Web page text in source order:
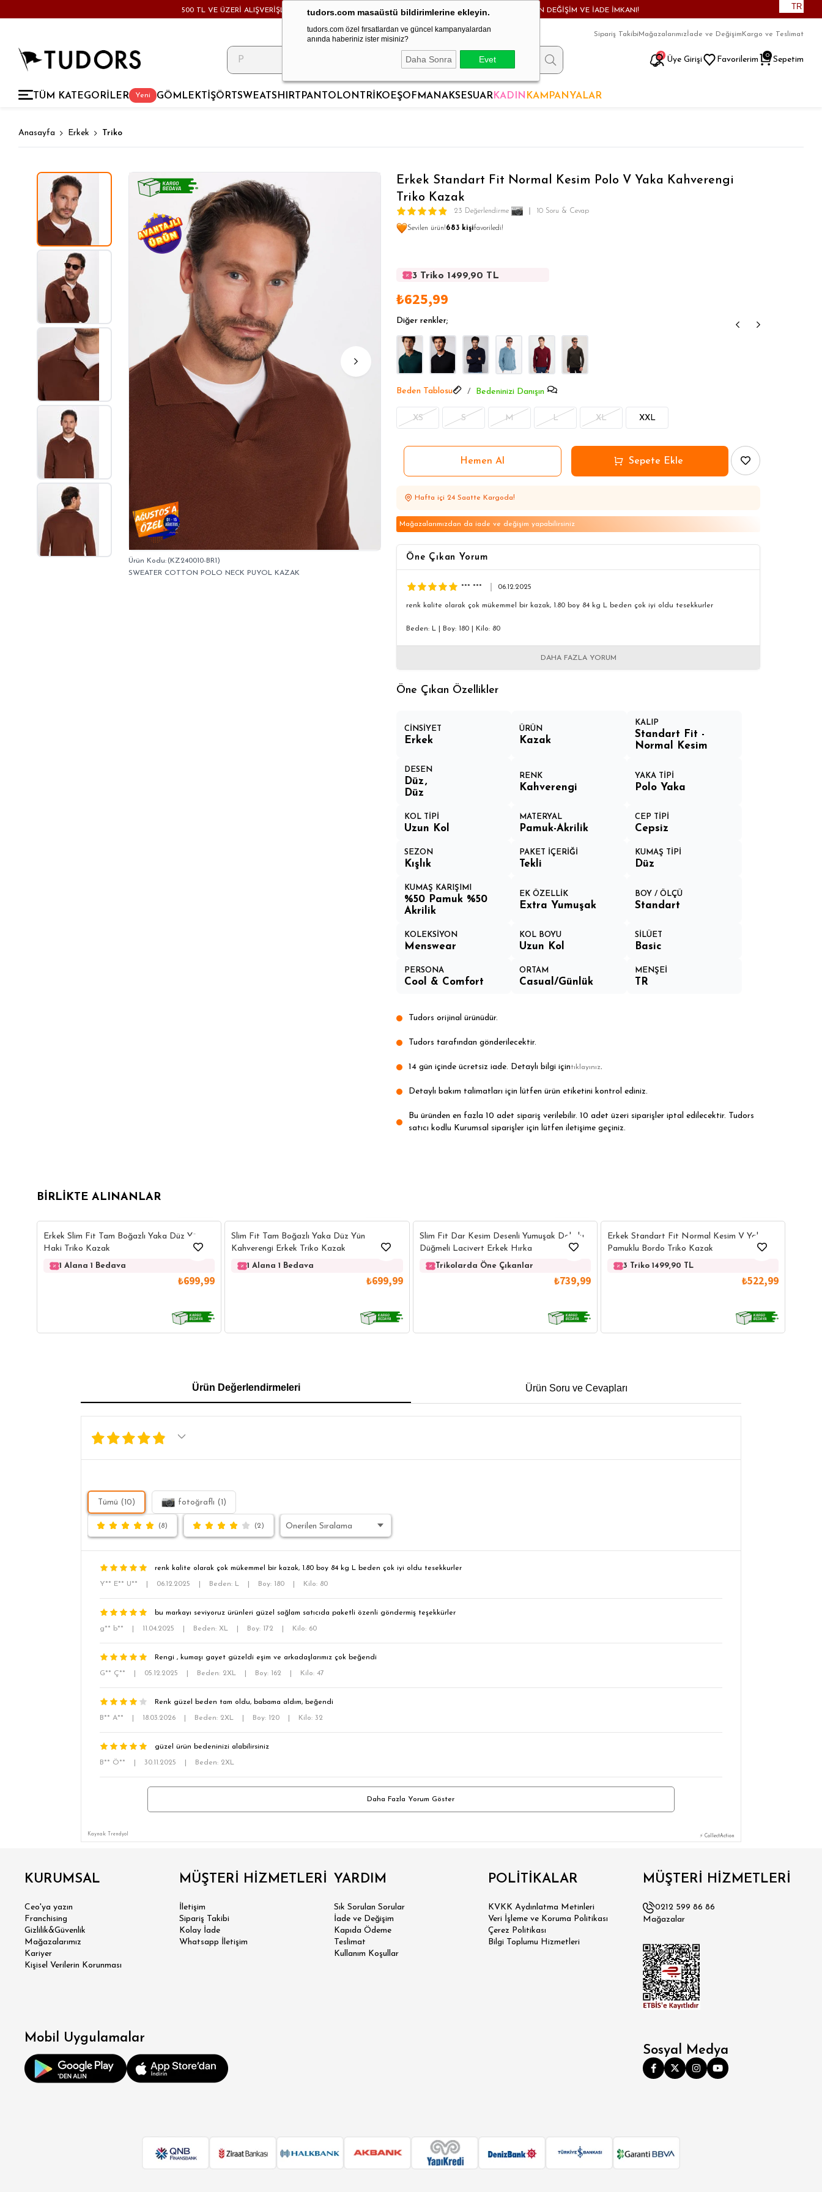
tudors.com masaüstü bildirimlerine ekleyin.
tudors.com özel fırsatlardan ve güncel kampanyalardan
anında haberiniz ister misiniz?
Daha Sonra Evet
500 TL VE ÜZERİ ALIŞVERİŞLERDE KARGO BEDAVA! - HAFTA İÇİ 24 SAATTE KARGODA! - MAĞAZADAN DEĞİŞİM VE İADE İMKANI! TR
9
Sipariş TakibiMağazalarımız İade ve Değişim Kargo ve Teslimat
Üye Girişi Favorilerim Sepetim
0
Yeni
TÜM KATEGORİLER GÖMLEK TİŞÖRT SWEATSHIRT PANTOLON TRİKO EŞOFMANAKSESUARKADIN KAMPANYALAR
Anasayfa Erkek Triko
(KZ240010-BR1)
SWEATER COTTON POLO NECK PUYOL KAZAK
Erkek Standart Fit Normal Kesim Polo V Yaka Kahverengi
Triko Kazak
23 Değerlendirme 10 Soru & Cevap
Sevilen ürün!683 kişifavoriledi!
3 Triko 1499,90 TL
3 Triko 1499,90 TL
3 Triko 1499,90 TL
₺625,99
Diğer renkler;
Beden Tablosu Bedeninizi Danışın
XS S M L XL XXL
Hafta içi 24 Saatte Kargoda!
Mağazalarımızdan da iade ve değişim yapabilirsiniz
Öne Çıkan Yorum
*** *** 06.12.2025
renk kalite olarak çok mükemmel bir kazak, 1.80 boy 84 kg L beden çok iyi oldu tesekkurler
Beden: L Boy: 180 Kilo: 80
DAHA FAZLA YORUM
Öne Çıkan Özellikler
CİNSİYET
Erkek
ÜRÜN
Kazak
KALIP
Standart Fit -
Normal Kesim
DESEN
Düz
Düz
RENK
Kahverengi
YAKA TİPİ
Polo Yaka
KOL TİPİ
Uzun Kol
MATERYAL
Pamuk-Akrilik
CEP TİPİ
Cepsiz
SEZON
Kışlık
PAKET İÇERİĞİ
Tekli
KUMAŞ TİPİ
Düz
KUMAŞ KARIŞIMI
%50 Pamuk %50
Akrilik
EK ÖZELLİK
Extra Yumuşak
BOY / ÖLÇÜ
Standart
KOLEKSİYON
Menswear
KOL BOYU
Uzun Kol
SİLÜET
Basic
PERSONA
Cool & Comfort
ORTAM
Casual/Günlük
MENŞEİ
TR
Tudors orijinal ürünüdür.
Tudors tarafından gönderilecektir.
14 gün içinde ücretsiz iade. Detaylı bilgi içintıklayınız.
Detaylı bakım talimatları için lütfen ürün etiketini kontrol ediniz.
Bu üründen en fazla 10 adet sipariş verilebilir. 10 adet üzeri siparişler iptal edilecektir. Tudors
satıcı kodlu Kurumsal siparişler için lütfen iletişime geçiniz.
BIRLIKTE ALINANLAR
Erkek Slim Fit Tam Boğazlı Yaka Düz Yün
Haki Triko Kazak
1 Alana 1 Bedava
₺699,99
Slim Fit Tam Boğazlı Yaka Düz Yün
Kahverengi Erkek Triko Kazak
1 Alana 1 Bedava
₺699,99
Slim Fit Dar Kesim Desenli Yumuşak Dokulu
Düğmeli Lacivert Erkek Hırka
Trikolarda Öne Çıkanlar
₺739,99
Erkek Standart Fit Normal Kesim V Yaka
Pamuklu Bordo Triko Kazak
3 Triko 1499,90 TL
₺522,99
Ürün Değerlendirmeleri Ürün Soru ve Cevapları
Tümü (10) fotoğraflı (1)
(8) (2)
renk kalite olarak çok mükemmel bir kazak, 1.80 boy 84 kg L beden çok iyi oldu tesekkurler
Y** E** U** 06.12.2025 Beden: L Boy: 180 Kilo: 80
bu markayı seviyoruz ürünleri güzel sağlam satıcıda paketli özenli göndermiş teşekkürler
g** b** 11.04.2025 Beden: XL Boy: 172 Kilo: 60
Rengi , kumaşı gayet güzeldi eşim ve arkadaşlarımız çok beğendi
G** Ç** 05.12.2025 Beden: 2XL Boy: 162 Kilo: 47
Renk güzel beden tam oldu, babama aldım, beğendi
B** A** 18.03.2026 Beden: 2XL Boy: 120 Kilo: 32
güzel ürün bedeninizi alabilirsiniz
B** Ö** 30.11.2025 Beden: 2XL
Daha Fazla Yorum Göster
Kaynak: Trendyol ⚡ CollectAction
KURUMSAL
Ceo'ya yazın
Franchising
Gizlilik&Güvenlik
Mağazalarımız
Kariyer
Kişisel Verilerin Korunması
MÜŞTERİ HİZMETLERİ
İletişim
Sipariş Takibi
Kolay İade
Whatsapp İletişim
YARDIM
Sık Sorulan Sorular
İade ve Değişim
Kapıda Ödeme
Teslimat
Kullanım Koşullar
POLİTİKALAR
KVKK Aydınlatma Metinleri
Veri İşleme ve Koruma Politikası
Çerez Politikası
Bilgi Toplumu Hizmetleri
MÜŞTERİ HİZMETLERİ
0212 599 86 86
Mağazalar
Sosyal Medya
Mobil Uygulamalar